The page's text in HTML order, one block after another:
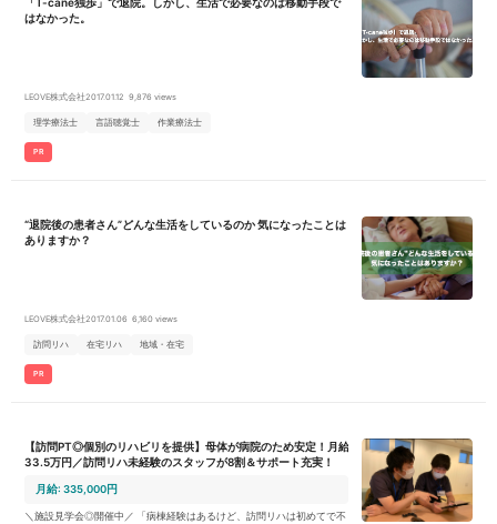
「T-cane独歩」で退院。しかし、生活で必要なのは移動手段で
はなかった。
LEOVE株式会社2017.01.12 9,876 views
理学療法士 言語聴覚士 作業療法士
PR
“退院後の患者さん”どんな生活をしているのか 気になったことは
ありますか？
LEOVE株式会社2017.01.06 6,160 views
訪問リハ 在宅リハ 地域・在宅
PR
【訪問PT◎個別のリハビリを提供】母体が病院のため安定！月給
33.5万円／訪問リハ未経験のスタッフが8割＆サポート充実！
月給: 335,000円
＼施設見学会◎開催中／ 「病棟経験はあるけど、訪問リハは初めてで不